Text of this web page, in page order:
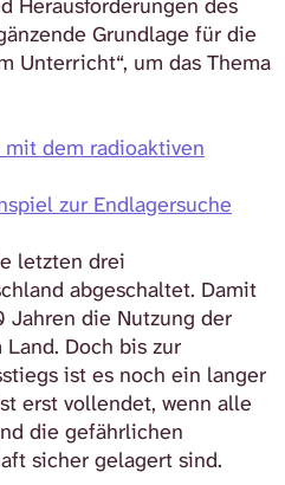
Herausforderungen des
Grundlage für die
Unterricht“, um das Thema
mit dem radioaktiven
zur Endlagersuche
letzten drei
abgeschaltet. Damit
Jahren die Nutzung der
Doch bis zur
ist es noch ein langer
erst vollendet, wenn alle
die gefährlichen
sicher gelagert sind.